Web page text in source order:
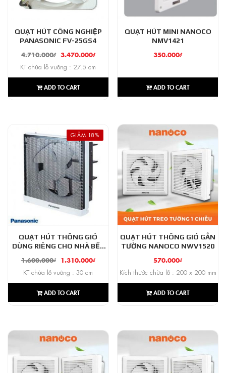
QUẠT HÚT CÔNG NGHIỆP
PANASONIC FV-25GS4
4.710.000₫ 3.470.000₫
KT chừa lỗ vuông : 27.5 cm
ADD TO CART
QUẠT HÚT MINI NANOCO
NMV1421
350.000₫
ADD TO CART
GIẢM 18%
QUẠT HÚT THÔNG GIÓ
DÙNG RIÊNG CHO NHÀ BẾP
1.600.000₫ 1.310.000₫
KT chừa lỗ vuông : 30 cm
ADD TO CART
QUẠT HÚT THÔNG GIÓ GẮN
TƯỜNG NANOCO NWV1520
570.000₫
Kích thước chừa lỗ : 200 x 200 mm
ADD TO CART